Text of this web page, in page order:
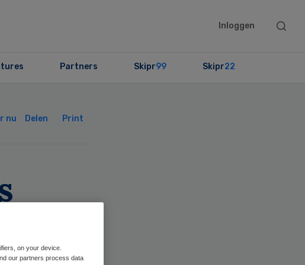
Inloggen
Search
Partners Skipr99 Skipr22
nu Delen Print
on your device.
our partners process data